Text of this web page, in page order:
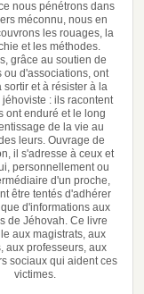
nous pénétrons dans
méconnu, nous en
les rouages, la
et les méthodes.
grâce au soutien de
ou d'associations, ont
sortir et à résister à la
: ils racontent
ont enduré et le long
de la vie au
leurs. Ouvrage de
il s'adresse à ceux et
personnellement ou
d'un proche,
être tentés d'adhérer
d'informations aux
de Jéhovah. Ce livre
aux magistrats, aux
aux professeurs, aux
sociaux qui aident ces
victimes.